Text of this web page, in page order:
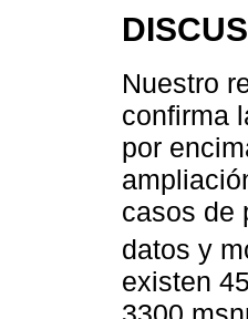
Nuestro
confirma
por
casos de
datos y
existen